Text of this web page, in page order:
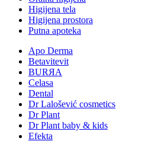
Higijena tela
Higijena prostora
Putna apoteka
Apo Derma
Betavitevit
BURЯA
Celasa
Dental
Dr Lalošević cosmetics
Dr Plant
Dr Plant baby & kids
Efekta